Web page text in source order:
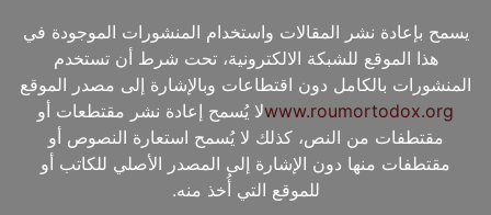
يسمح بإعادة نشر المقالات واستخدام المنشورات الموجودة في
هذا الموقع للشبكة الالكترونية، تحت شرط أن تستخدم
المنشورات بالكامل دون اقتطاعات وبالإشارة إلى مصدر الموقع
www.roumortodox.orgلا يُسمح إعادة نشر مقتطعات أو
مقتطفات من النص، كذلك لا يُسمح استعارة النصوص أو
مقتطفات منها دون الإشارة إلى المصدر الأصلي للكاتب أو
للموقع التي أُخذ منه.